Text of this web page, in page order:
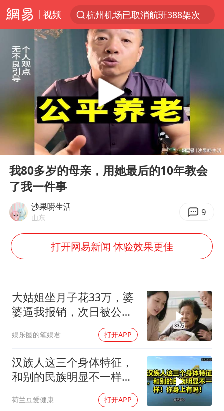
视频
杭州机场已取消航班388架次
白海豚将给京津冀带来大暴雨
《披荆斩棘2026》阵容官宣
王艺迪无缘横滨赛决赛
2025年小学教师减少13.19万
王艺迪2-4不敌张本美和止步4强
《龙餐馆》 冲奖
挡“张雪机车”民进党当局怕什么
灌溉水坝被隔成鱼塘 村民投诉20余年
萌娃帮爷爷脱玉米 卖力干活超可爱
奋力开创中国式现代化建设新局面
Play
00:00
我80多岁的母亲，用她最后的10年教会
了我一件事
沙果唠生活
山东 9
打开网易新闻 体验效果更佳
大姑姐坐月子花33万，婆
婆逼我报销，次日被公公
娱乐圈的笔娱君 打开APP
汉族人这三个身体特征，
和别的民族明显不一样！
荷兰豆爱健康 打开APP